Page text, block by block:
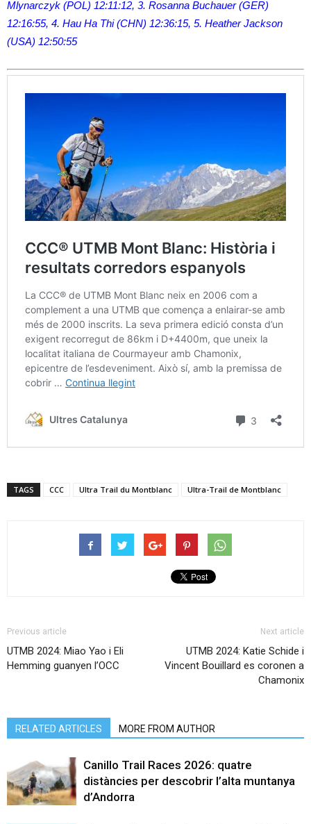
Mlynarczyk (POL) 12:11:12, 3. Rosanna Buchauer (GER)
12:16:55, 4. Hau Ha Thi (CHN) 12:36:15, 5. Heather Jackson
(USA) 12:50:55
TAGS CCC Ultra Trail du Montblanc Ultra-Trail de Montblanc
Previous article
UTMB 2024: Miao Yao i Eli
Hemming guanyen l’OCC
Next article
UTMB 2024: Katie Schide i
Vincent Bouillard es coronen a
Chamonix
RELATED ARTICLES MORE FROM AUTHOR
Canillo Trail Races 2026: quatre
distàncies per descobrir l’alta muntanya
d’Andorra